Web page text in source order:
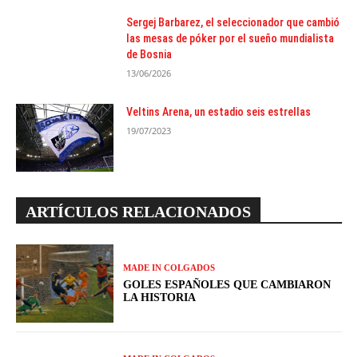
Sergej Barbarez, el seleccionador que cambió
las mesas de póker por el sueño mundialista
de Bosnia
13/06/2026
Veltins Arena, un estadio seis estrellas
19/07/2023
ARTÍCULOS RELACIONADOS
MADE IN COLGADOS
GOLES ESPAÑOLES QUE CAMBIARON
LA HISTORIA